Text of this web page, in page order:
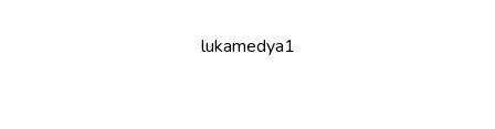
lukamedya1